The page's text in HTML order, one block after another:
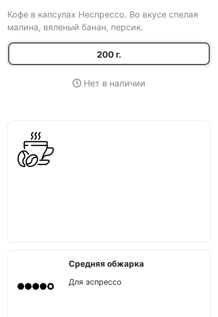
Кофе в капсулах Неспрессо. Во вкусе спелая
малина, вяленый банан, персик.
200 г.
Нет в наличии
Средняя обжарка
Для эспрессо